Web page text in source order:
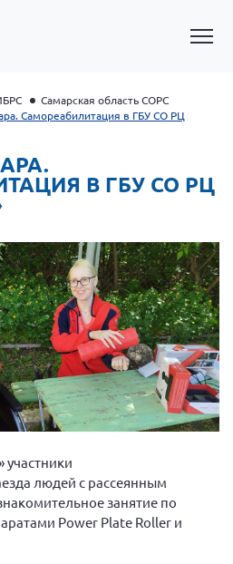
Кичигина Н. Ф.
Матвиевская О.В.
Н.В.
Ф.В.
отношений
Д.Е.
М.В.
Самарская область СОРС
Самореабилитация в ГБУ СО РЦ
В ГБУ СО РЦ
людей с рассеянным
занятие по
Power Plate Roller и